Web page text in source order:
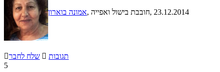
אמונה בוארון , חובבת בישול ואפייה, 23.12.2014
שלח לחבר  תגובות
5